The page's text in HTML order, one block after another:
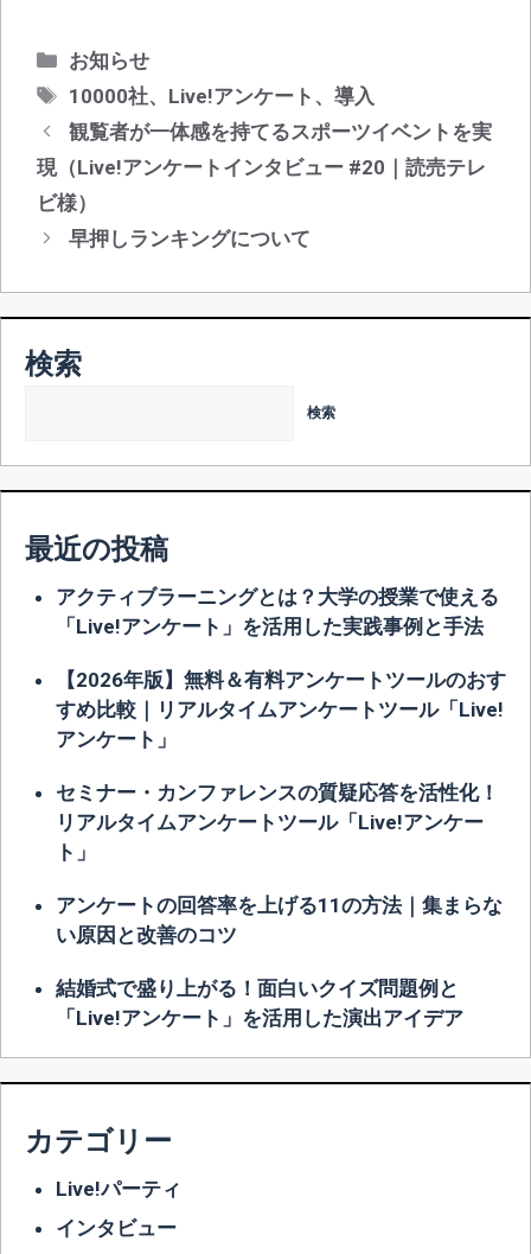
カ
テ
リ
ー
お知らせ
タ
グ
10000社、 Live!アンケート 、導入
投
稿
ビ
ゲ
ン
観覧者が一体感を持てるスポーツイベントを実
現（Live!アンケートインタビュー #20｜読売テレ
ビ様）
早押しランキングについて
検索
検索
最近の投稿
アクティブラーニングとは？大学の授業で使える
「Live!アンケート」を活用した実践事例と手法
【2026年版】無料＆有料アンケートツールのおす
すめ比較｜リアルタイムアンケートツール「Live!
アンケート」
セミナー・カンファレンスの質疑応答を活性化！
リアルタイムアンケートツール「Live!アンケー
ト」
アンケートの回答率を上げる11の方法｜集まらな
い原因と改善のコツ
結婚式で盛り上がる！面白いクイズ問題例と
「Live!アンケート」を活用した演出アイデア
カテゴリー
Live!パーティ
インタビュー